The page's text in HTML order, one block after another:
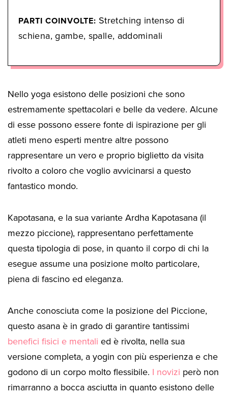
PARTI COINVOLTE: Stretching intenso di
schiena, gambe, spalle, addominali
Nello yoga esistono delle posizioni che sono
estremamente spettacolari e belle da vedere. Alcune
di esse possono essere fonte di ispirazione per gli
atleti meno esperti mentre altre possono
rappresentare un vero e proprio biglietto da visita
rivolto a coloro che voglio avvicinarsi a questo
fantastico mondo.
Kapotasana, e la sua variante Ardha Kapotasana (il
mezzo piccione), rappresentano perfettamente
questa tipologia di pose, in quanto il corpo di chi la
esegue assume una posizione molto particolare,
piena di fascino ed eleganza.
Anche conosciuta come la posizione del Piccione,
questo asana è in grado di garantire tantissimi
benefici fisici e mentali ed è rivolta, nella sua
versione completa, a yogin con più esperienza e che
godono di un corpo molto flessibile. I novizi però non
rimarranno a bocca asciutta in quanto esistono delle